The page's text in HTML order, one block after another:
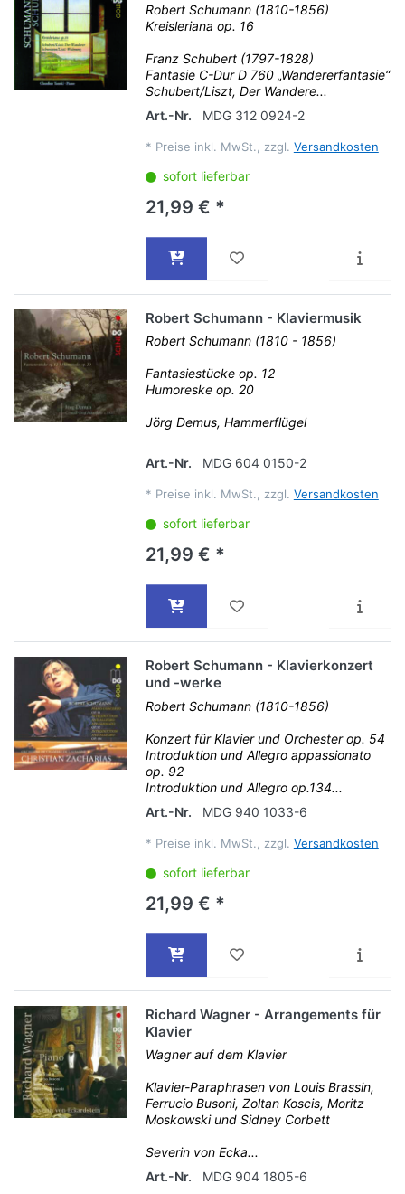
Robert Schumann (1810-1856)
Kreisleriana op. 16
Franz Schubert (1797-1828)
Fantasie C-Dur D 760 „Wandererfantasie“
Schubert/Liszt, Der Wandere...
Art.-Nr.
MDG 312 0924-2
* Preise inkl. MwSt., zzgl. Versandkosten
sofort lieferbar
21,99 € *
Robert Schumann - Klaviermusik
Robert Schumann (1810 - 1856)
Fantasiestücke op. 12
Humoreske op. 20
Jörg Demus, Hammerflügel
Art.-Nr. MDG 604 0150-2
* Preise inkl. MwSt., zzgl. Versandkosten
sofort lieferbar
21,99 € *
Robert Schumann - Klavierkonzert
und -werke
Robert Schumann (1810-1856)
Konzert für Klavier und Orchester op. 54
Introduktion und Allegro appassionato
op. 92
Introduktion und Allegro op.134...
Art.-Nr.
MDG 940 1033-6
* Preise inkl. MwSt., zzgl. Versandkosten
sofort lieferbar
21,99 € *
Richard Wagner - Arrangements für
Klavier
Wagner auf dem Klavier
Klavier-Paraphrasen von Louis Brassin,
Ferrucio Busoni, Zoltan Koscis, Moritz
Moskowski und Sidney Corbett
Severin von Ecka...
Art.-Nr.
MDG 904 1805-6